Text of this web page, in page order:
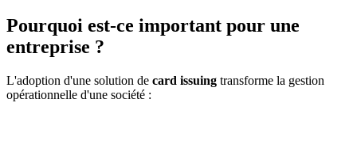
Pourquoi est-ce important pour une
entreprise ?
L'adoption d'une solution de card issuing transforme la gestion
opérationnelle d'une société :